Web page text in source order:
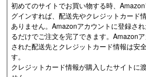
初めてのサイトでお買い物する時、
グインすれば、配送先やクレジットカード
ありません。Amazonアカウントに登録さ
るだけでご注文を完了できます。Amazon
された配送先とクレジットカード情報は安
す。
クレジットカード情報が購入したサイトに